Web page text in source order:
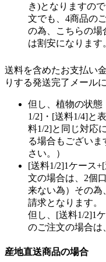
き)となりますの
文でも、4商品の
の為、こちらの場
は割安になります
送料を含めたお支払い
りする発送完了メール
但し、植物の状態
1/2]・[送料1/4]と
料1/2]と同じ対応
る場合もござい
さい。）
[送料1/2]1ケース
文の場合は、2個
来ない為）その為
請求となります。
但し、[送料1/2]1
のご注文の場合は
産地直送商品の場合